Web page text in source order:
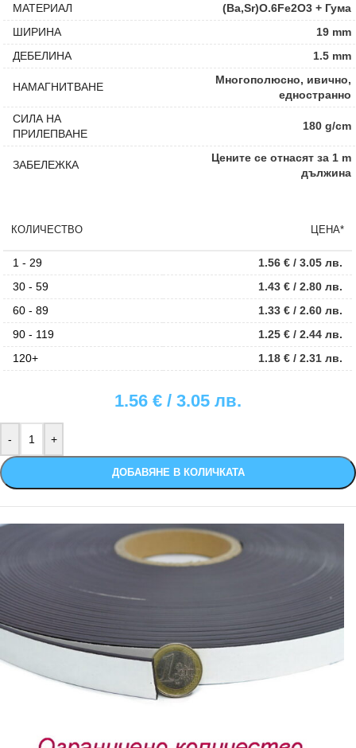
МАТЕРИАЛ
(Ba,Sr)O.6Fe2O3 + Гума
ШИРИНА
19 mm
ДЕБЕЛИНА
1.5 mm
НАМАГНИТВАНЕ
Многополюсно, ивично,
едностранно
СИЛА НА
ПРИЛЕПВАНЕ
180 g/cm
ЗАБЕЛЕЖКА
Цените се отнасят за 1 m
дължина
КОЛИЧЕСТВО ЦЕНА*
1 - 29 1.56€ / 3.05 лв.
30 - 59
1.43€ / 2.80 лв.
60 - 89
1.33€ / 2.60 лв.
90 - 119
1.25€ / 2.44 лв.
120+
1.18€ / 2.31 лв.
1.56 € / 3.05 лв.
ДОБАВЯНЕ В КОЛИЧКАТА